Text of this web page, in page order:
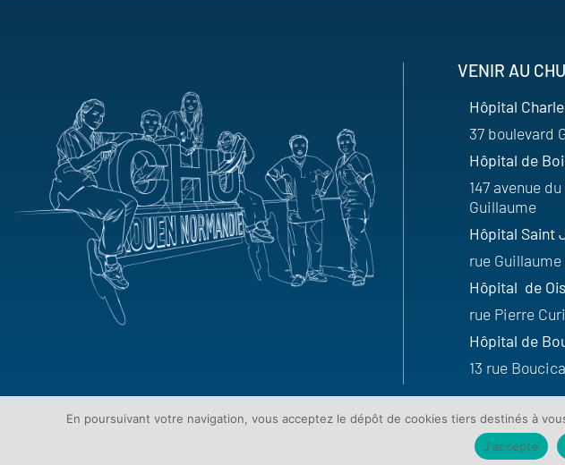
VENIR AU CHU
Hôpital
37 boulevard
Hôpital de
147 avenue
Guillaume
Hôpital Saint
rue
Hôpital de
rue Pierre
Hôpital de
13 rue
En poursuivant votre navigation, vous acceptez le dépôt de cookies tiers destinés à
J'accepte